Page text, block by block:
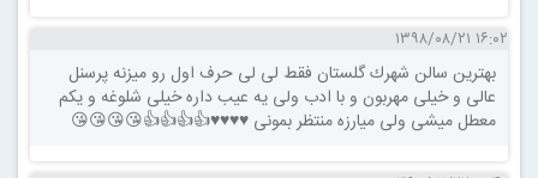
۱۶:۰۲ ۱۳۹۸/۰۸/۲۱
بهترين سالن شهرك گلستان فقط لى لى حرف اول رو ميزنه پرسنل
عالى و خيلى مهربون و با ادب ولى يه عيب داره خيلى شلوغه و يكم
معطل ميشى ولى ميارزه منتظر بمونى ♥️♥️♥️♥️👍👍👍👍😘😘😘😘